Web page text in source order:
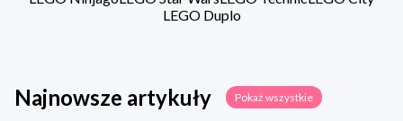
LEGO Duplo
Najnowsze artykuły Pokaż wszystkie